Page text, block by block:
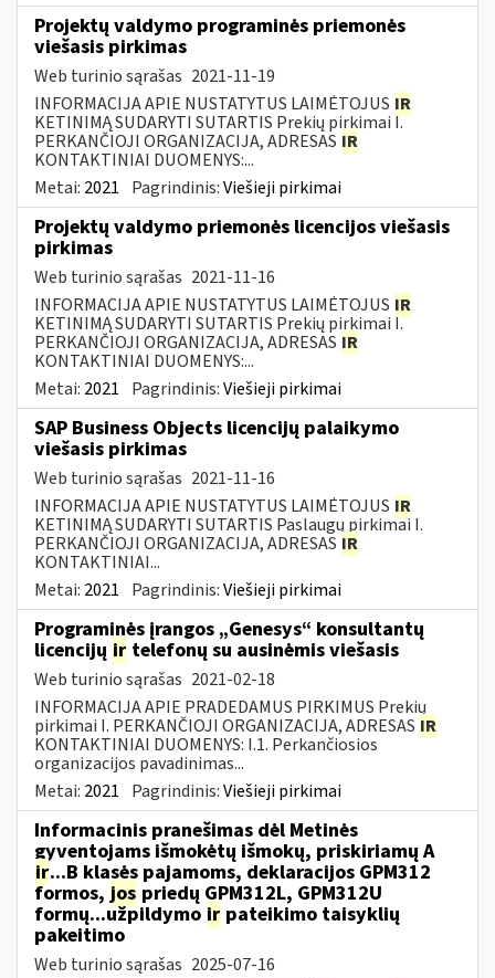
Projektų valdymo programinės priemonės
viešasis pirkimas
Web turinio sąrašas 2021-11-19
INFORMACIJA APIE NUSTATYTUS LAIMĖTOJUS IR
KETINIMĄ SUDARYTI SUTARTIS Prekių pirkimai I.
PERKANČIOJI ORGANIZACIJA, ADRESAS IR
KONTAKTINIAI DUOMENYS:...
Metai: 2021 Pagrindinis:Viešieji pirkimai
Projektų valdymo priemonės licencijos viešasis
pirkimas
Web turinio sąrašas 2021-11-16
INFORMACIJA APIE NUSTATYTUS LAIMĖTOJUS IR
KETINIMĄ SUDARYTI SUTARTIS Prekių pirkimai I.
PERKANČIOJI ORGANIZACIJA, ADRESAS IR
KONTAKTINIAI DUOMENYS:...
Metai: 2021 Pagrindinis:Viešieji pirkimai
SAP Business Objects licencijų palaikymo
viešasis pirkimas
Web turinio sąrašas 2021-11-16
INFORMACIJA APIE NUSTATYTUS LAIMĖTOJUS IR
KETINIMĄ SUDARYTI SUTARTIS Paslaugų pirkimai I.
PERKANČIOJI ORGANIZACIJA, ADRESAS IR
KONTAKTINIAI...
Metai: 2021 Pagrindinis:Viešieji pirkimai
Programinės įrangos „Genesys“ konsultantų
licencijų ir telefonų su ausinėmis viešasis
Web turinio sąrašas 2021-02-18
INFORMACIJA APIE PRADEDAMUS PIRKIMUS Prekių
pirkimai I. PERKANČIOJI ORGANIZACIJA, ADRESAS IR
KONTAKTINIAI DUOMENYS: I.1. Perkančiosios
organizacijos pavadinimas...
Metai: 2021 Pagrindinis:Viešieji pirkimai
Informacinis pranešimas dėl Metinės
gyventojams išmokėtų išmokų, priskiriamų A
ir...B klasės pajamoms, deklaracijos GPM312
formos, jos priedų GPM312L, GPM312U
formų...užpildymo ir pateikimo taisyklių
pakeitimo
Web turinio sąrašas 2025-07-16